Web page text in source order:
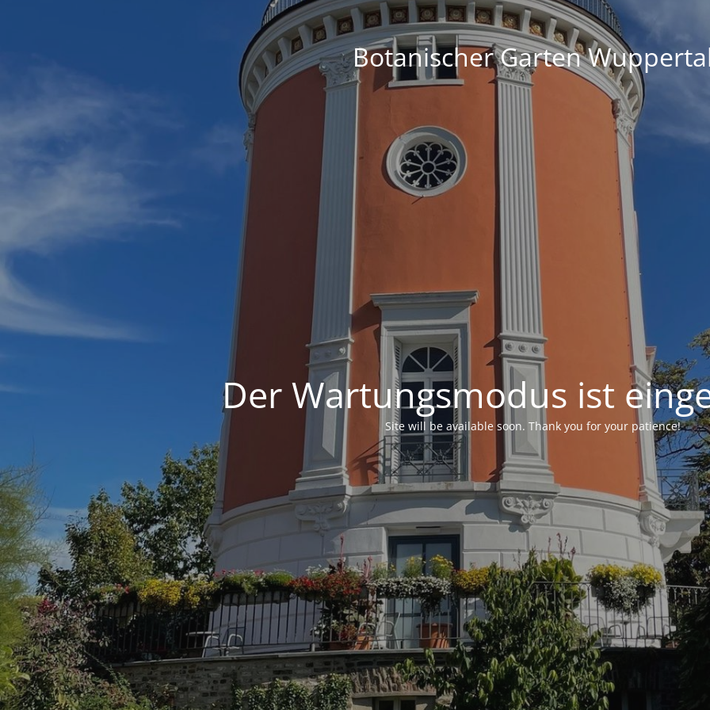
Botanischer Garten
Der Wartungsmodus ist
Site will be available soon. Thank you for your patience!